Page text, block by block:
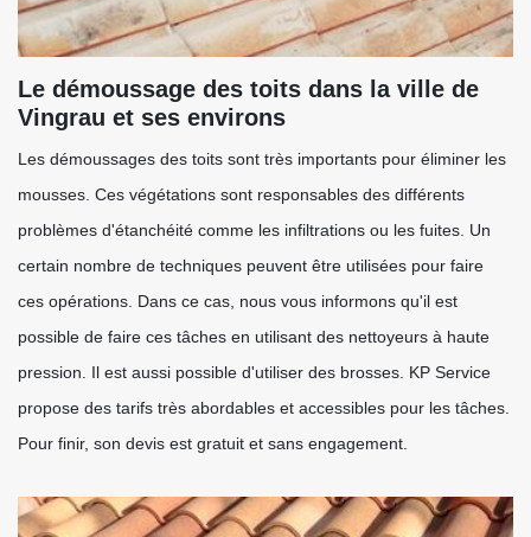
Le démoussage des toits dans la ville de
Vingrau et ses environs
Les démoussages des toits sont très importants pour éliminer les
mousses. Ces végétations sont responsables des différents
problèmes d'étanchéité comme les infiltrations ou les fuites. Un
certain nombre de techniques peuvent être utilisées pour faire
ces opérations. Dans ce cas, nous vous informons qu'il est
possible de faire ces tâches en utilisant des nettoyeurs à haute
pression. Il est aussi possible d'utiliser des brosses. KP Service
propose des tarifs très abordables et accessibles pour les tâches.
Pour finir, son devis est gratuit et sans engagement.